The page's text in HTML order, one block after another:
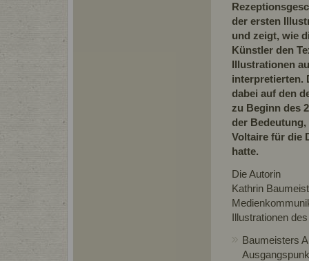
der ersten
und zeigt, wie
Künstler den
Illustrationen
interpretierten.
dabei auf den
zu Beginn des
der
Voltaire für die
hatte.
Die Autorin
Kathrin
Illustrationen
Baumeisters